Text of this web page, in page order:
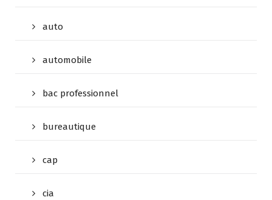
auto
automobile
bac professionnel
bureautique
cap
cia